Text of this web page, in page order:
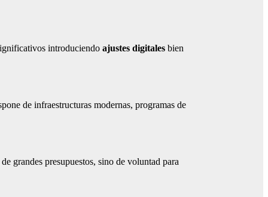
introduciendo ajustes digitales bien
de infraestructuras modernas, programas de
grandes presupuestos, sino de voluntad para